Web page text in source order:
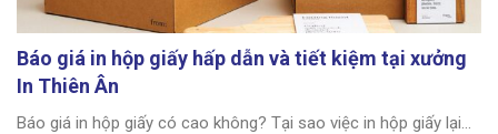
Báo giá in hộp giấy hấp dẫn và tiết kiệm tại xưởng
In Thiên Ân
Báo giá in hộp giấy có cao không? Tại sao việc in hộp giấy lại...